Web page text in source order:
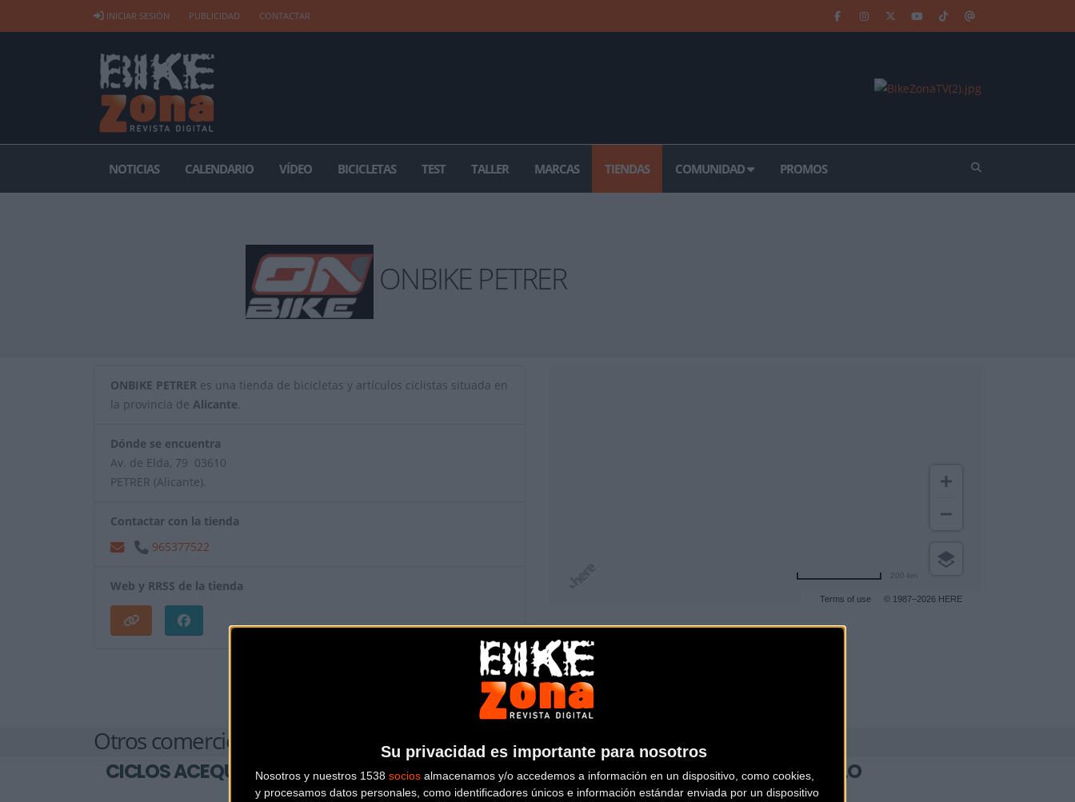
Su privacidad es importante para nosotros
Nosotros y nuestros 1538 socios almacenamos y/o accedemos a información en un dispositivo, como cookies,
y procesamos datos personales, como identificadores únicos e información estándar enviada por un dispositivo
INICIAR SESIÓN PUBLICIDAD CONTACTAR
NOTICIAS CALENDARIO VÍDEO BICICLETAS TEST TALLER MARCAS TIENDAS COMUNIDAD PROMOS
ONBIKE PETRER
ONBIKE PETRER es una tienda de bicicletas y artículos ciclistas situada en
la provincia de Alicante.
Dónde se encuentra
Av. de Elda, 79 03610
PETRER (Alicante).
Contactar con la tienda
965377522
Web y RRSS de la tienda
Terms of use © 1987–2026 HERE
200 km
¿Eres el propietario de esta tienda? Descubre cómo hacerte tienda Premium para llegar a más clientes
Otros comercios
CICLOS ACEQUIÓN CICLOS CAMPUZANO CICLOS MANOLO